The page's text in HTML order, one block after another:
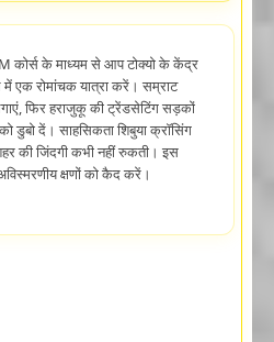
के माध्यम से आप टोक्यो के केंद्र
एक रोमांचक यात्रा करें। सम्राट
फिर हराजुकू की ट्रेंडसेटिंग सड़कों
दें। साहसिकता शिबुया क्रॉसिंग
की जिंदगी कभी नहीं रुकती। इस
अविस्मरणीय क्षणों को कैद करें।